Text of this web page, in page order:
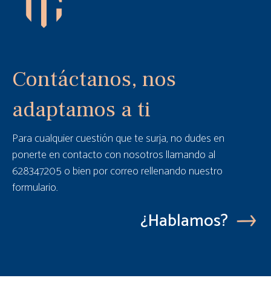
Contáctanos, nos
adaptamos a ti
Para cualquier cuestión que te surja, no dudes en
ponerte en contacto con nosotros llamando al
628347205 o bien por correo rellenando nuestro
formulario.
¿Hablamos?